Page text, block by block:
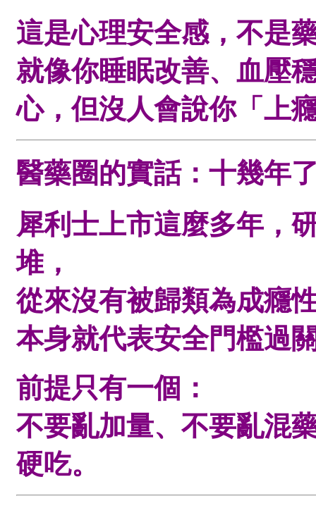
這是心理安全感，不是
就像你睡眠改善、血壓
心，但沒人會說你「上
醫藥圈的實話：十幾年
犀利士上市這麼多年，
堆，
從來沒有被歸類為成癮
本身就代表安全門檻過
前提只有一個：
不要亂加量、不要亂混
硬吃。